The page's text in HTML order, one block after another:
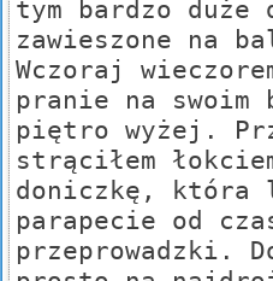
tym bardzo duże
zawieszone na
Wczoraj
pranie na
piętro wyżej.
strąciłem
doniczkę, która
parapecie od
przeprowadzki.